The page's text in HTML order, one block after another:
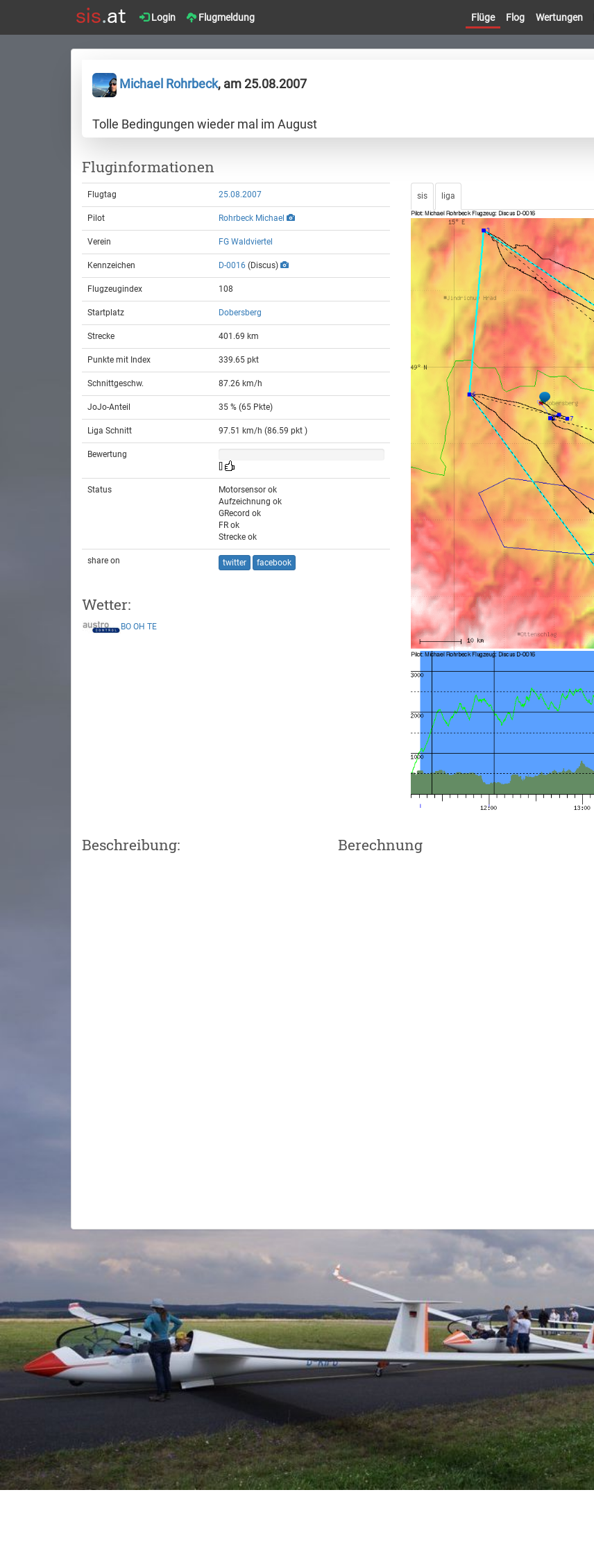
Login Flugmeldung Flüge Flog Wertungen
Michael Rohrbeck, am 25.08.2007
Tolle Bedingungen wieder mal im August
Fluginformationen
Flugtag 25.08.2007
Pilot Rohrbeck Michael
Verein FG Waldviertel
Kennzeichen D-0016 (Discus)
Flugzeugindex 108
Startplatz Dobersberg
Strecke 401.69 km
Punkte mit Index 339.65 pkt
Schnittgeschw. 87.26 km/h
JoJo-Anteil 35 % (65 Pkte)
Liga Schnitt 97.51 km/h (86.59 pkt )
Bewertung
[]
Status
Motorsensor ok
Aufzeichnung ok
GRecord ok
FR ok
Strecke ok
share on twitter facebook
Wetter:
BO OH TE
sis liga
Beschreibung: Berechnung